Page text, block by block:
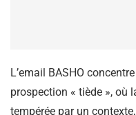
L’email BASHO
prospection « tiède », où
tempérée par un